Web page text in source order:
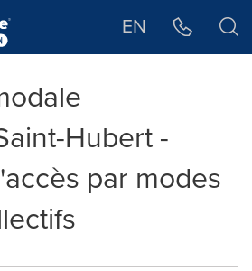
EN
Hubert -
par modes